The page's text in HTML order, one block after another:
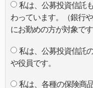
私は、公募投資信託
わっています。（銀行
にお勤めの方が対象です
私は、公募投資信託
や役員です。
私は、各種の保険商